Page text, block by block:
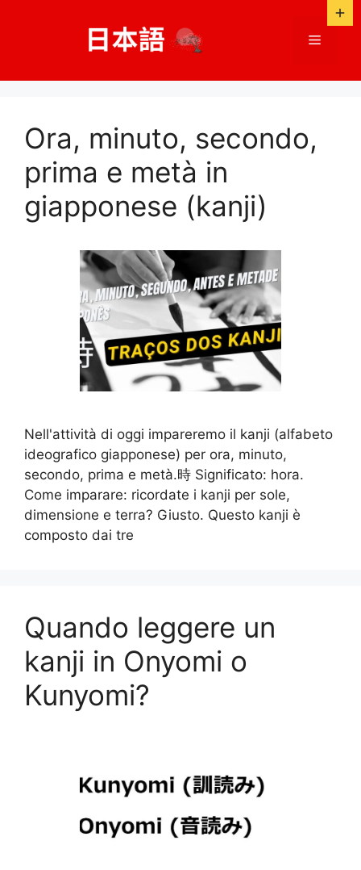
Menù
Ora, minuto, secondo,
prima e metà in
giapponese (kanji)
Nell'attività di oggi impareremo il kanji (alfabeto
ideografico giapponese) per ora, minuto,
secondo, prima e metà.時 Significato: hora.
Come imparare: ricordate i kanji per sole,
dimensione e terra? Giusto. Questo kanji è
composto dai tre
Quando leggere un
kanji in Onyomi o
Kunyomi?